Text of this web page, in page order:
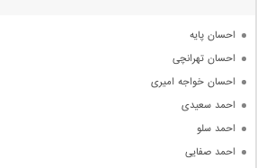
احسان پایه
احسان تهرانچی
احسان خواجه امیری
احمد سعیدی
احمد سلو
احمد صفایی